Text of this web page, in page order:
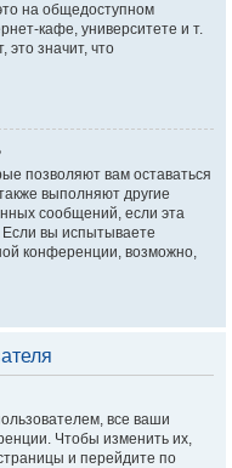
на общедоступном
кафе, университете и т.
это значит, что
позволяют вам оставаться
выполняют другие
сообщений, если эта
вы испытываете
конференции, возможно,
все ваши
Чтобы изменить их,
и перейдите по